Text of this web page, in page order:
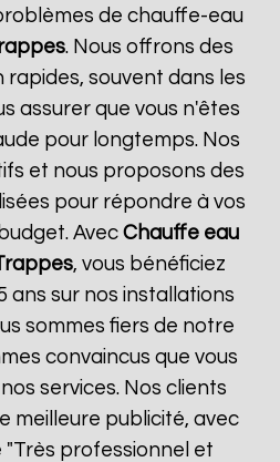
de chauffe-eau
. Nous offrons des
souvent dans les
assurer que vous n'êtes
pour longtemps. Nos
et nous proposons des
pour répondre à vos
AvecChauffe eau
, vous bénéficiez
ans sur nos installations
sommes fiers de notre
convaincus que vous
services. Nos clients
meilleure publicité, avec
"Très professionnel et